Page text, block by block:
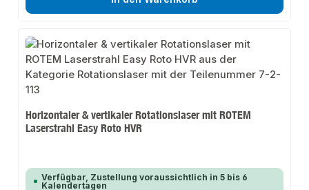
Horizontaler & vertikaler Rotationslaser mit ROTEM
Laserstrahl Easy Roto HVR
Verfügbar, Zustellung voraussichtlich in 5 bis 6
Kalendertagen